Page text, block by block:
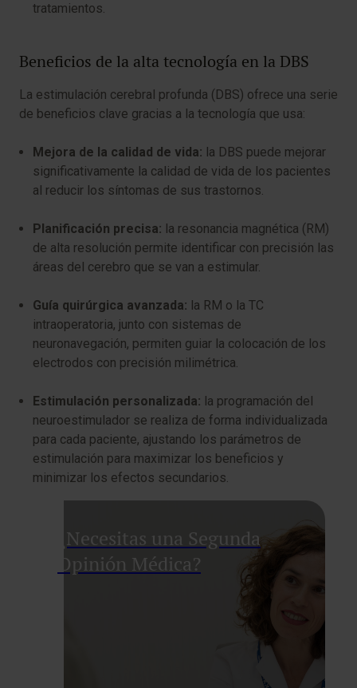
tratamientos.
Beneficios de la alta tecnología en la DBS
La estimulación cerebral profunda (DBS) ofrece una serie
de beneficios clave gracias a la tecnología que usa:
Mejora de la calidad de vida: la DBS puede mejorar
significativamente la calidad de vida de los pacientes
al reducir los síntomas de sus trastornos.
Planificación precisa: la resonancia magnética (RM)
de alta resolución permite identificar con precisión las
áreas del cerebro que se van a estimular.
Guía quirúrgica avanzada: la RM o la TC
intraoperatoria, junto con sistemas de
neuronavegación, permiten guiar la colocación de los
electrodos con precisión milimétrica.
Estimulación personalizada: la programación del
neuroestimulador se realiza de forma individualizada
para cada paciente, ajustando los parámetros de
estimulación para maximizar los beneficios y
minimizar los efectos secundarios.
¿Necesitas una Segunda
Opinión Médica?